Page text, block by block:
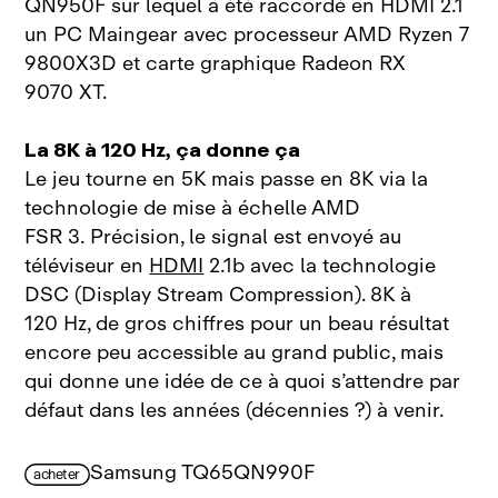
un PC Maingear avec processeur AMD Ryzen 7
9800X3D et carte graphique Radeon RX
9070 XT.
La 8K à 120 Hz, ça donne ça
Le jeu tourne en 5K mais passe en 8K via la
technologie de mise à échelle AMD
FSR 3. Précision, le signal est envoyé au
téléviseur enHDMI2.1b avec la technologie
DSC (Display Stream Compression). 8K à
120 Hz, de gros chiffres pour un beau résultat
encore peu accessible au grand public, mais
qui donne une idée de ce à quoi s’attendre par
défaut dans les années (décennies ?) à venir.
acheter Samsung TQ65QN990F